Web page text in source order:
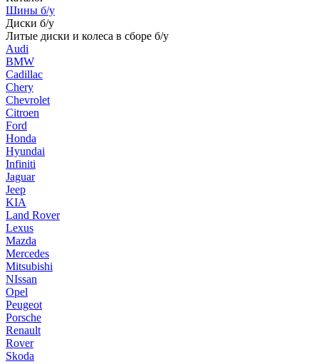
Шины б/у
Диски б/у
Литые диски и колеса в сборе б/у
Audi
BMW
Cadillac
Chery
Chevrolet
Citroen
Ford
Honda
Hyundai
Infiniti
Jaguar
Jeep
KIA
Land Rover
Lexus
Mazda
Mercedes
Mitsubishi
NIssan
Opel
Peugeot
Porsche
Renault
Rover
Skoda